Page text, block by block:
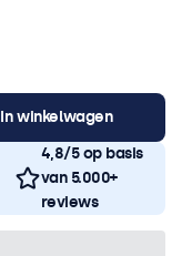
In winkelwagen
4,8/5 op basis
van 5.000+
reviews